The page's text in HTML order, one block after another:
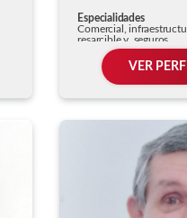
Especialidades
Comercial,
resarcible y, seguros
VER